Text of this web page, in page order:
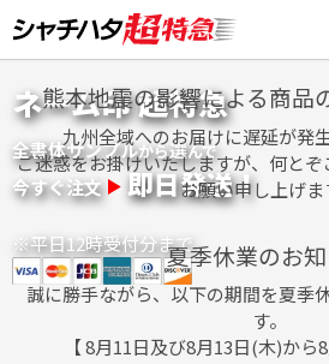
to
content
ネーム印 超特急
全書体サンプルから選んで
今すぐ注文 即日発送！
※平日12時受付分まで
熊本地震の影響による商品
九州全域へのお届けに遅延が発
ご迷惑をお掛けいたしますが、何と
お願い申し上げま
夏季休業のお
誠に勝手ながら、以下の期間を夏季
す。
【 8月11日及び8月13日(木)から